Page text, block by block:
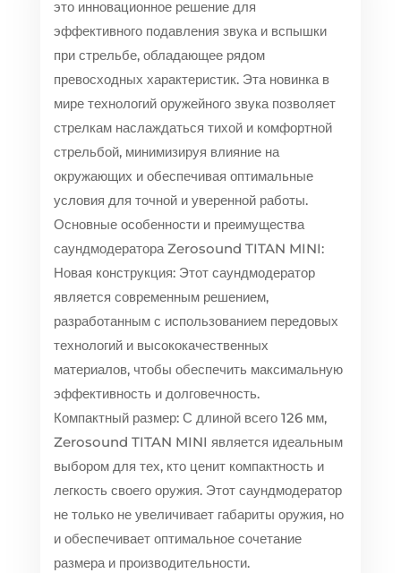
это инновационное решение для
эффективного подавления звука и вспышки
при стрельбе, обладающее рядом
превосходных характеристик. Эта новинка в
мире технологий оружейного звука позволяет
стрелкам наслаждаться тихой и комфортной
стрельбой, минимизируя влияние на
окружающих и обеспечивая оптимальные
условия для точной и уверенной работы.
Основные особенности и преимущества
саундмодератора Zerosound TITAN MINI:
Новая конструкция: Этот саундмодератор
является современным решением,
разработанным с использованием передовых
технологий и высококачественных
материалов, чтобы обеспечить максимальную
эффективность и долговечность.
Компактный размер: С длиной всего 126 мм,
Zerosound TITAN MINI является идеальным
выбором для тех, кто ценит компактность и
легкость своего оружия. Этот саундмодератор
не только не увеличивает габариты оружия, но
и обеспечивает оптимальное сочетание
размера и производительности.